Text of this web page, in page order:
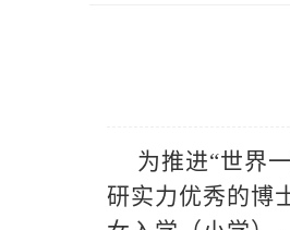
为推进“世界
研实力优秀的博